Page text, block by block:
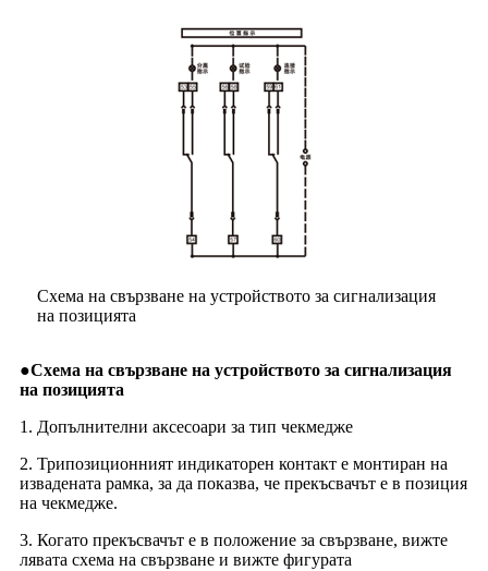
Схема на свързване на устройството за сигнализация
на позицията
●Схема на свързване на устройството за сигнализация
на позицията
1. Допълнителни аксесоари за тип чекмедже
2. Трипозиционният индикаторен контакт е монтиран на
извадената рамка, за да показва, че прекъсвачът е в позиция
на чекмедже.
3. Когато прекъсвачът е в положение за свързване, вижте
лявата схема на свързване и вижте фигурата